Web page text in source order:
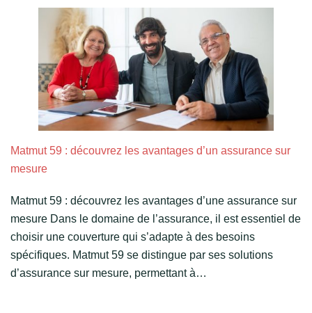
Matmut 59 : découvrez les avantages d’un assurance sur
mesure
Matmut 59 : découvrez les avantages d’une assurance sur
mesure Dans le domaine de l’assurance, il est essentiel de
choisir une couverture qui s’adapte à des besoins
spécifiques. Matmut 59 se distingue par ses solutions
d’assurance sur mesure, permettant à…